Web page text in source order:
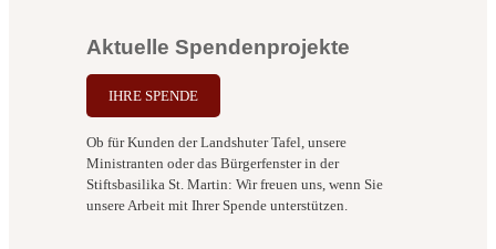
Aktuelle Spendenprojekte
IHRE SPENDE
Ob für Kunden der Landshuter Tafel, unsere
Ministranten oder das Bürgerfenster in der
Stiftsbasilika St. Martin: Wir freuen uns, wenn Sie
unsere Arbeit mit Ihrer Spende unterstützen.